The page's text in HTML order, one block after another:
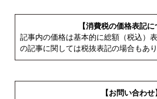
【消費税の価格表記に
記事内の価格は基本的に総額（税込）
の記事に関しては税抜表記の場合もあり
【お問い合わせ